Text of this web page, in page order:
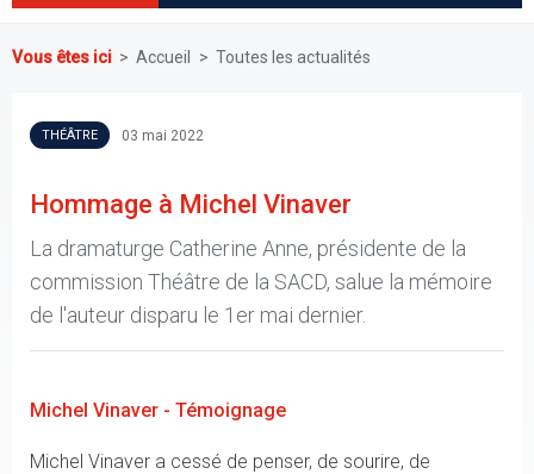
Vous êtes ici Accueil Toutes les actualités
THÉÂTRE 03 mai 2022
Hommage à Michel Vinaver
La dramaturge Catherine Anne, présidente de la
commission Théâtre de la SACD, salue la mémoire
de l'auteur disparu le 1er mai dernier.
Michel Vinaver - Témoignage
Michel Vinaver a cessé de penser, de sourire, de